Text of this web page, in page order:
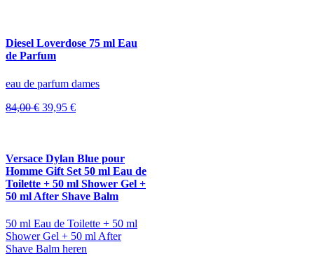
Diesel Loverdose 75 ml Eau
de Parfum
eau de parfum dames
84,00€ Oorspronkelijke
39,95 €Huidige
Versace Dylan Blue pour
Homme Gift Set 50 ml Eau de
Toilette + 50 ml Shower Gel +
50 ml After Shave Balm
50 ml Eau de Toilette + 50 ml
Shower Gel + 50 ml After
Shave Balm heren